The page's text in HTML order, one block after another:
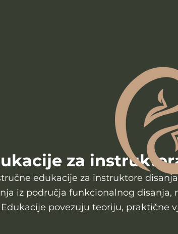
za
edukacije za instruktore
iz područja funkcionalnog
Edukacije povezuju teoriju, praktične